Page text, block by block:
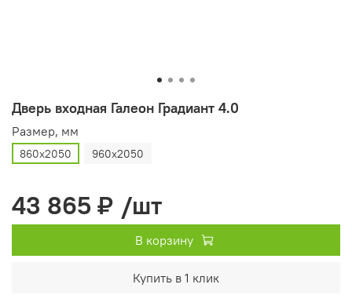
Дверь входная Галеон Градиант 4.0
Размер, мм
860х2050 960х2050
43 865 ₽ /шт
В корзину
Купить в 1 клик